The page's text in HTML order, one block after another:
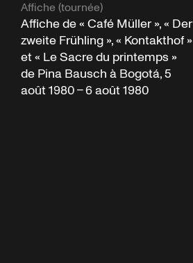
Affiche (tournée)
Affiche de « Café Müller », « Der
zweite Frühling », « Kontakthof »
et « Le Sacre du printemps »
de Pina Bausch à Bogotá, 5
août 1980 – 6 août 1980